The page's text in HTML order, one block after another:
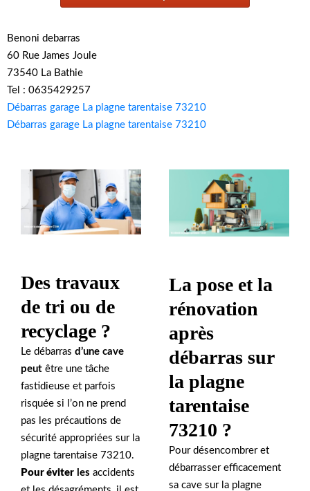
Benoni debarras
60 Rue James Joule
73540 La Bathie
Tel : 0635429257
Débarras garage La plagne tarentaise 73210
Débarras garage La plagne tarentaise 73210
Des travaux
de tri ou de
recyclage ?
Le débarras d’une cave
peut être une tâche
fastidieuse et parfois
risquée si l’on ne prend
pas les précautions de
sécurité appropriées sur la
plagne tarentaise 73210.
Pour éviter les accidents
La pose et la
rénovation
après
débarras sur
la plagne
tarentaise
73210 ?
Pour désencombrer et
débarrasser efficacement
sa cave sur la plagne